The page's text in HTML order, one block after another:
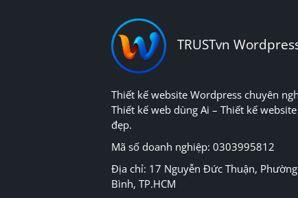
TRUSTvn
Thiết kế website Wordpress chuyên
Thiết kế web dùng Ai – Thiết kế
đẹp.
Mã số doanh nghiệp: 0303995812
Địa chỉ: 17 Nguyễn Đức Thuận, Phường
Bình, TP.HCM